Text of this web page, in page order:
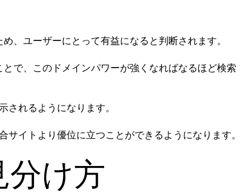
、ユーザーにとって有益になると判断されます。
で、このドメインパワーが強くなればなるほど検索
されるようになります。
イトより優位に立つことができるようになります。
分け方